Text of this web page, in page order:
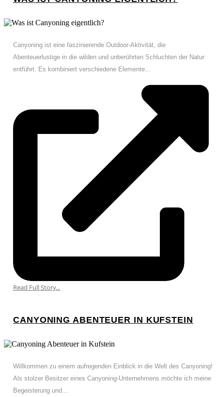
Canyoning ist eine faszinierende Outdoor-Aktivität, die
Abenteuerlustige in die wilden und unberührten Schluchten der Natur
entführt. Es kombiniert verschiedene Elemente...
Read Full Story...
CANYONING ABENTEUER IN KUFSTEIN
Willkommen zu einem aufregenden Einblick in die Welt des Canyoning!
Als stolzer Besitzer eines Canyoning-Unternehmens möchte ich meine
Begeisterung und...